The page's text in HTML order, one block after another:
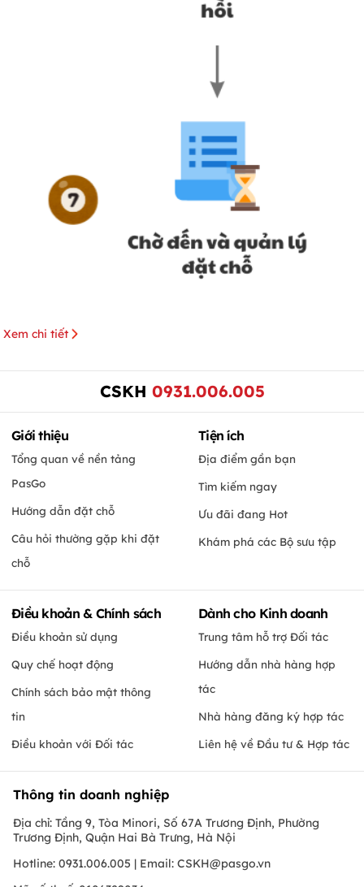
Xem chi tiết
CSKH 0931.006.005
Giới thiệu
Tổng quan về nền tảng
PasGo
Hướng dẫn đặt chỗ
Câu hỏi thường gặp khi đặt
chỗ
Tiện ích
Địa điểm gần bạn
Tìm kiếm ngay
Ưu đãi đang Hot
Khám phá các Bộ sưu tập
Điều khoản & Chính sách
Điều khoản sử dụng
Quy chế hoạt động
Chính sách bảo mật thông
tin
Điều khoản với Đối tác
Dành cho Kinh doanh
Trung tâm hỗ trợ Đối tác
Hướng dẫn nhà hàng hợp
tác
Nhà hàng đăng ký hợp tác
Liên hệ về Đầu tư & Hợp tác
Thông tin doanh nghiệp
Địa chỉ: Tầng 9, Tòa Minori, Số 67A Trương Định, Phường
Trương Định, Quận Hai Bà Trưng, Hà Nội
Hotline: 0931.006.005 | Email: CSKH@pasgo.vn